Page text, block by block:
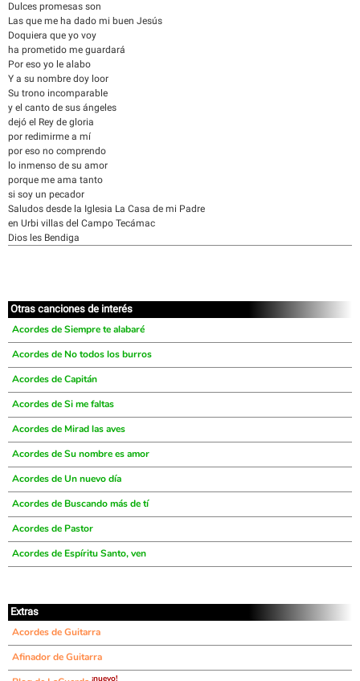
Dulces promesas son
Las que me ha dado mi buen Jesús
Doquiera que yo voy
ha prometido me guardará
Por eso yo le alabo
Y a su nombre doy loor
Su trono incomparable
y el canto de sus ángeles
dejó el Rey de gloria
por redimirme a mí
por eso no comprendo
lo inmenso de su amor
porque me ama tanto
si soy un pecador
Saludos desde la Iglesia La Casa de mi Padre
en Urbi villas del Campo Tecámac
Dios les Bendiga
Otras canciones de interés
Acordes de Siempre te alabaré
Acordes de No todos los burros
Acordes de Capitán
Acordes de Si me faltas
Acordes de Mirad las aves
Acordes de Su nombre es amor
Acordes de Un nuevo día
Acordes de Buscando más de tí
Acordes de Pastor
Acordes de Espíritu Santo, ven
Extras
Acordes de Guitarra
Afinador de Guitarra
¡nuevo!